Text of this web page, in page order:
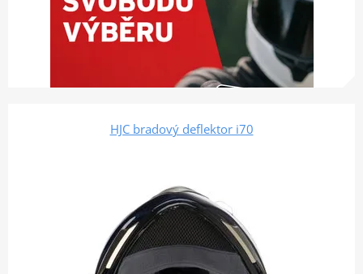
HJC bradový deflektor i70